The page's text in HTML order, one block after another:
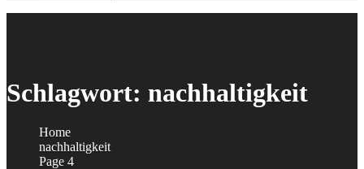
Schlagwort: nachhaltigkeit
Home
nachhaltigkeit
Page 4